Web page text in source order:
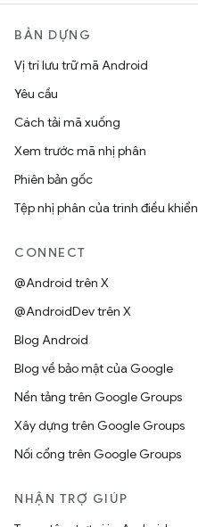
BẢN DỰNG
Vị trí lưu trữ mã Android
Yêu cầu
Cách tải mã xuống
Xem trước mã nhị phân
Phiên bản gốc
Tệp nhị phân của trình điều khiển
CONNECT
@Android trên X
@AndroidDev trên X
Blog Android
Blog về bảo mật của Google
Nền tảng trên Google Groups
Xây dựng trên Google Groups
Nối cổng trên Google Groups
NHẬN TRỢ GIÚP